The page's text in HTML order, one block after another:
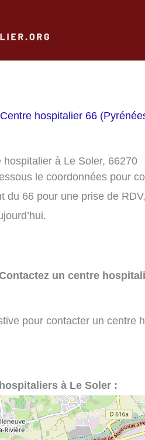
Centre hospitalier 66
hospitalier à Le Soler, 66270
le coordonnées pour
du 66 pour une prise de
un centre
pour contacter un centre
à Le Soler :